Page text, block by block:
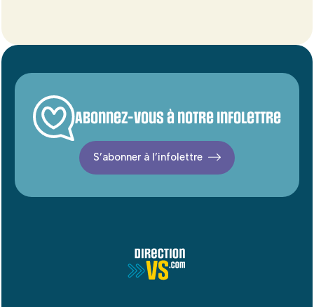
Abonnez-vous à notre infolettre
S’abonner à l’infolettre